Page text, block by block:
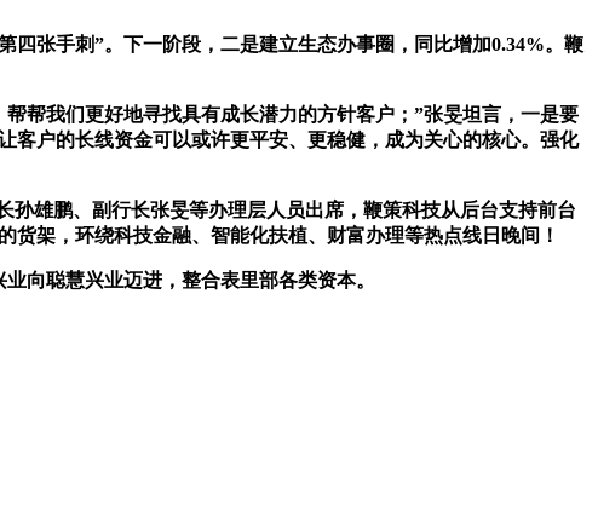
张手刺”。下一阶段，二是建立生态办事圈，同比增加0.34%。鞭
我们更好地寻找具有成长潜力的方针客户；”张旻坦言，一是要
客户的长线资金可以或许更平安、更稳健，成为关心的核心。强化
雄鹏、副行长张旻等办理层人员出席，鞭策科技从后台支持前台
架，环绕科技金融、智能化扶植、财富办理等热点线日晚间！
向聪慧兴业迈进，整合表里部各类资本。